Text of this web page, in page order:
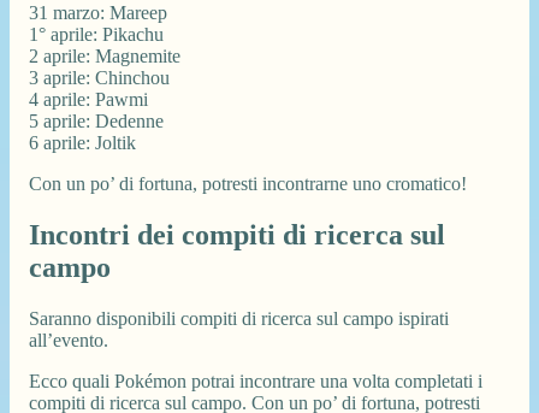
31 marzo: Mareep
1° aprile: Pikachu
2 aprile: Magnemite
3 aprile: Chinchou
4 aprile: Pawmi
5 aprile: Dedenne
6 aprile: Joltik
Con un po’ di fortuna, potresti incontrarne uno cromatico!
Incontri dei compiti di ricerca sul
campo
Saranno disponibili compiti di ricerca sul campo ispirati
all’evento.
Ecco quali Pokémon potrai incontrare una volta completati i
compiti di ricerca sul campo. Con un po’ di fortuna, potresti